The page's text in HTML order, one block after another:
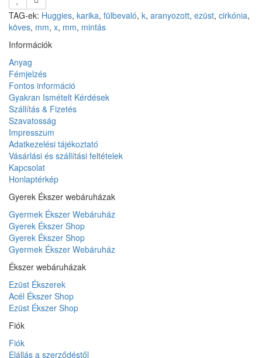
TAG-ek: Huggies, karika, fülbevaló, k, aranyozott, ezüst, cirkónia,
köves, mm, x, mm, mintás
Információk
Anyag
Fémjelzés
Fontos információ
Gyakran Ismételt Kérdések
Szállítás & Fizetés
Szavatosság
Impresszum
Adatkezelési tájékoztató
Vásárlási és szállítási feltételek
Kapcsolat
Honlaptérkép
Gyerek Ékszer webáruházak
Gyermek Ékszer Webáruház
Gyerek Ékszer Shop
Gyerek Ékszer Shop
Gyermek Ékszer Webáruház
Ékszer webáruházak
Ezüst Ékszerek
Acél Ékszer Shop
Ezüst Ékszer Shop
Fiók
Fiók
Elállás a szerződéstől